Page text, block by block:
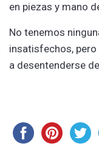
en piezas y mano
No tenemos
insatisfechos,
a desentenderse